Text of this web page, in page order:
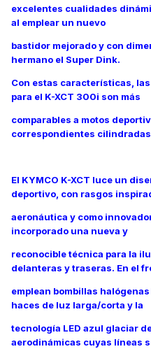
excelentes cualidades
al emplear un nuevo
bastidor mejorado y con
hermano el Super Dink.
Con estas características,
para el K-XCT 300i son más
comparables a motos
correspondientes cilindradas
El KYMCO K-XCT luce un
deportivo, con rasgos
aeronáutica y como
incorporado una nueva y
reconocible técnica para la
delanteras y traseras. En el
emplean bombillas
haces de luz larga/corta y la
tecnología LED azul glaciar
aerodinámicas cuyas líneas